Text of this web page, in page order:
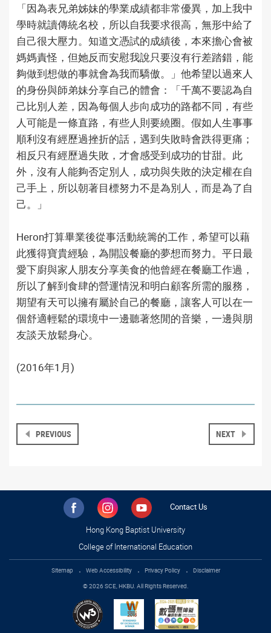
「因為表兄弟姊妹的學業成績都非常優異，加上我中
學時就讀傳統名校，所以自我要求很高，無形中給了
自己很大壓力。知道文憑試的成績後，本來擔心會被
媽媽責怪，但她反而安慰我說只要沒有行差踏錯，能
夠做到想做的事就會為我而驕傲。」他希望以過來人
的身份與師弟妹分享自己的體會：「千萬不要認為自
己比別人差，因為每個人步向成功的路都不同，有些
人可能是一條直路，有些人則要繞圈。假如人生事事
順利沒有經歷過挫折的話，遇到失敗時會跌得更痛；
相反只有經歷過失敗，才會感受到成功的甘甜。此
外，沒有人能夠否定別人，成功與失敗的決定權在自
己手上，所以朝著目標努力不是為別人，而是為了自
己。」
Heron打算畢業後從事活動統籌的工作，希望可以藉
此獲得寶貴經驗，為開設餐廳的夢想而努力。平日最
愛下廚與家人朋友分享美食的他曾經在餐廳工作過，
所以了解到食肆的營運情況和明白顧客所需的服務，
期望有天可以擁有屬於自己的餐廳，讓客人可以在一
個舒適輕鬆的環境中一邊聽著悠閒的音樂，一邊與朋
友談天放鬆身心。
(2016年1月)
PREVIOUS NEXT
Contact Us
Hong Kong Baptist University
College of International Education
Sitemap Web Accessibility Privacy Policy
Disclaimer
© 2026 SCE, HKBU. All Rights Reserved.